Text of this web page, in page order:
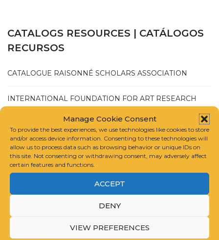
Manage Cookie Consent
To provide the best experiences, we use technologies like cookies to store
and/or access device information. Consenting to these technologies will
allow us to process data such as browsing behavior or unique IDs on
this site. Not consenting or withdrawing consent, may adversely affect
certain features and functions.
ACCEPT
DENY
VIEW PREFERENCES
CATALOGS RESOURCES | CATÁLOGOS
RECURSOS
CATALOGUE RAISONNÉ SCHOLARS ASSOCIATION
INTERNATIONAL FOUNDATION FOR ART RESEARCH
GUIDELINES FOR COMPILING A CATALOGUE RAISONNÉ
NOVIEMBRE 2024